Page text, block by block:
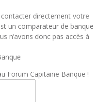
directement votre
un comparateur de banque
n’avons donc pas accès à
Forum Capitaine Banque !